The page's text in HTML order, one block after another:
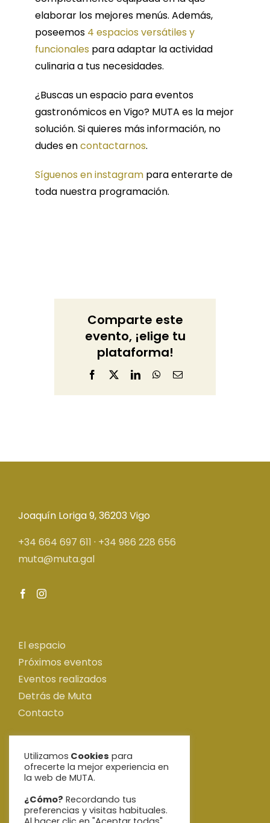
elaborar los mejores menús. Además,
poseemos 4 espacios versátiles y
funcionales para adaptar la actividad
culinaria a tus necesidades.
¿Buscas un espacio para eventos
gastronómicos en Vigo? MUTA es la mejor
solución. Si quieres más información, no
dudes encontactarnos.
Síguenos en instagram para enterarte de
toda nuestra programación.
Comparte este
evento, ¡elige tu
plataforma!
Facebook LinkedInWhatsApp
Correo
Joaquín Loriga 9, 36203 Vigo
+34 664 697 611 · +34 986 228 656
muta@muta.gal
El espacio
Próximos eventos
Eventos realizados
Detrás de Muta
Contacto
Aviso Legal
Política de privacidad
Política de Cookies
Utilizamos Cookies para
ofrecerte la mejor experiencia en
la web de MUTA.
¿Cómo? Recordando tus
preferencias y visitas habituales.